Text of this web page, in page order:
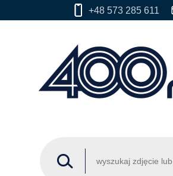
+48 573 285 611